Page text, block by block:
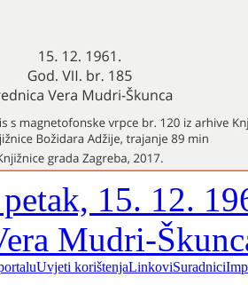
15. 12.
Mudri-
Uvjeti korištenjaLinkoviSuradnici